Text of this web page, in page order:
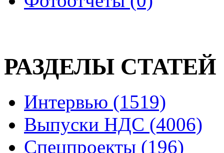
РАЗДЕЛЫ СТАТЕЙ
Интервью (1519)
Выпуски НДС (4006)
Спецпроекты (196)